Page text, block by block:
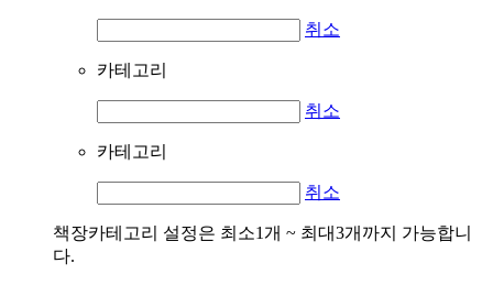
취소
카테고리
취소
카테고리
취소
책장카테고리 설정은 최소1개 ~ 최대3개까지 가능합니
다.